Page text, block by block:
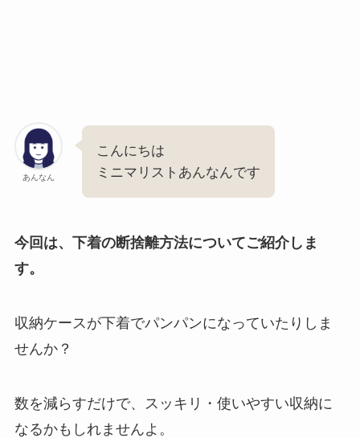
あんなん
こんにちは
ミニマリストあんなんです
今回は、下着の断捨離方法についてご紹介しま
す。
収納ケースが下着でパンパンになっていたりしま
せんか？
数を減らすだけで、スッキリ・使いやすい収納に
なるかもしれませんよ。